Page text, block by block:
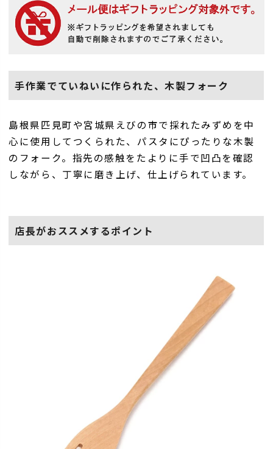
手作業でていねいに作られた、木製フォーク
島根県匹見町や宮城県えびの市で採れたみずめを中
心に使用してつくられた、パスタにぴったりな木製
のフォーク。指先の感触をたよりに手で凹凸を確認
しながら、丁寧に磨き上げ、仕上げられています。
店長がおススメするポイント